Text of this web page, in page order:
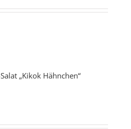
„Kikok Hähnchen“